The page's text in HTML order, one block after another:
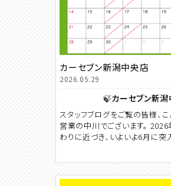
カーセブン新潟中央店
2026.05.29
スタッフブログをご覧の皆様、こ
営業の中川でございます。
わりに近づき、いよいよ6月に突